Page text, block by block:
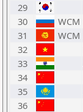
29
30
WCM
31
WCM
32
33
34
35
36